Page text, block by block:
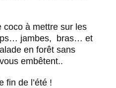
coco à mettre sur les
jambes, bras… et
en forêt sans
embêtent..
fin de l’été !